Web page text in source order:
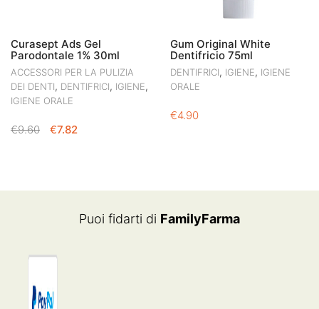
Curasept Ads Gel
Parodontale 1% 30ml
ACCESSORI PER LA PULIZIA
DEI DENTI, DENTIFRICI, IGIENE,
IGIENE ORALE
€9.60
IL
€9.60.
€7.82
€7.82.
Gum Original White
Dentifricio 75ml
DENTIFRICI, IGIENE, IGIENE
ORALE
€4.90
Puoi fidarti di FamilyFarma